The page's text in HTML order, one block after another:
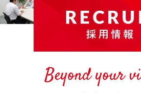
Beyond your